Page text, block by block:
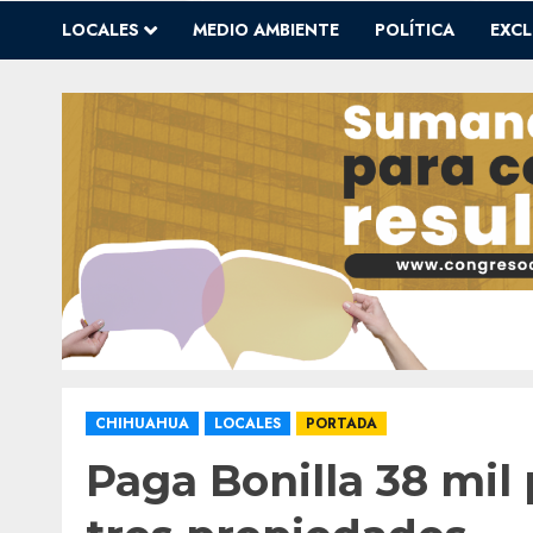
LOCALES MEDIO AMBIENTE POLÍTICA
CHIHUAHUA LOCALES PORTADA
Paga Bonilla 38